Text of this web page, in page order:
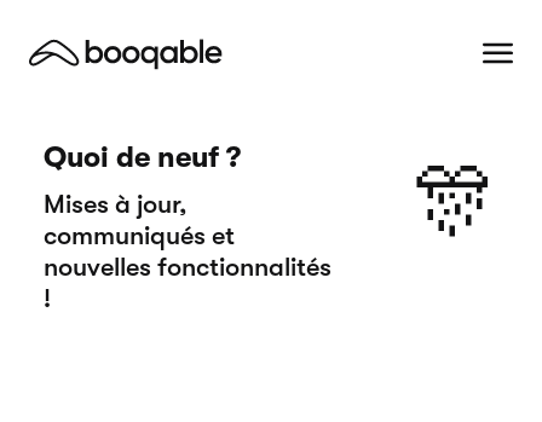
Quoi de neuf ?
Mises à jour,
communiqués et
nouvelles fonctionnalités
!
🎊